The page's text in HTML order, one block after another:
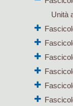
Unità